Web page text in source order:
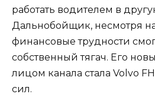
работать водителем в
Дальнобойщик, несмотря
финансовые трудности
собственный тягач. Его
лицом канала стала Volvo
сил.